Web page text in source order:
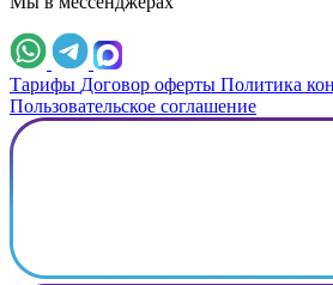
Тарифы Договор оферты Политика
Пользовательское соглашение